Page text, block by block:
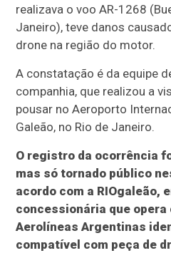
realizava o voo AR-1268
Janeiro), teve danos
drone na região do motor.
A constatação é da equipe
companhia, que realizou a
pousar no Aeroporto
Galeão, no Rio de Janeiro.
O registro da ocorrência
mas só tornado público
acordo com a RIOgaleão,
concessionária que opera
Aerolíneas Argentinas
compatível com peça de